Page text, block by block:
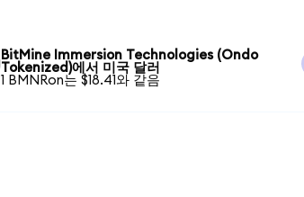
BitMine Immersion Technologies (Ondo
Tokenized)에서 미국 달러
1 BMNRon는 $18.41와 같음